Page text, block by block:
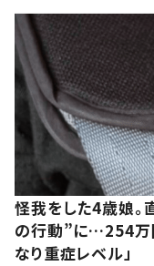
怪我をした4歳娘。
の行動”に…254万
なり重症レベル」